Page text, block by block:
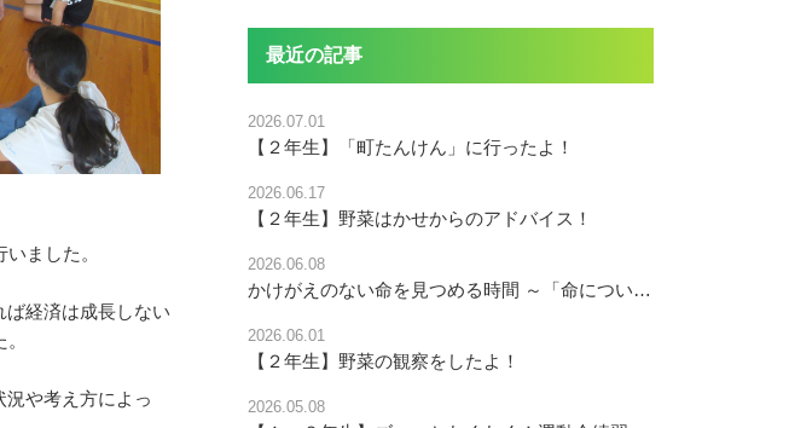
ました。
ば経済は成長しない
や考え方によっ
最近の記事
2026.07.01
【２年生】「町たんけん」に行ったよ！
2026.06.17
【２年生】野菜はかせからのアドバイス！
2026.06.08
かけがえのない命を見つめる時間 ～「命について考える日」の朝会～
2026.06.01
【２年生】野菜の観察をしたよ！
2026.05.08